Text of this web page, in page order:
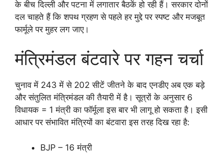
के बीच दिल्ली और पटना में लगातार बैठकें हो रही हैं। सरकार दोनों
दल चाहते हैं कि शपथ ग्रहण से पहले हर मुद्दे पर स्पष्ट और मजबूत
फार्मूले पर मुहर लग जाए।
मंत्रिमंडल बंटवारे पर गहन चर्चा
चुनाव में 243 में से 202 सीटें जीतने के बाद एनडीए अब एक बड़े
और संतुलित मंत्रिमंडल की तैयारी में है। सूत्रों के अनुसार 6
विधायक = 1 मंत्री का फॉर्मूला इस बार भी लागू हो सकता है। इसी
आधार पर संभावित मंत्रियों का बंटवारा इस तरह दिख रहा है:
BJP – 16 मंत्री